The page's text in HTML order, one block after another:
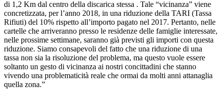
di 1,2 Km dal centro della discarica stessa . Tale “vicinanza” viene
concretizzata, per l’anno 2018, in una riduzione della TARI (Tassa
Rifiuti) del 10% rispetto all’importo pagato nel 2017. Pertanto, nelle
cartelle che arriveranno presso le residenze delle famiglie interessate,
nelle prossime settimane, saranno già previsti gli importi con questa
riduzione. Siamo consapevoli del fatto che una riduzione di una
tassa non sia la risoluzione del problema, ma questo vuole essere
soltanto un gesto di vicinanza ai nostri concittadini che stanno
vivendo una problematicità reale che ormai da molti anni attanaglia
quella zona.”